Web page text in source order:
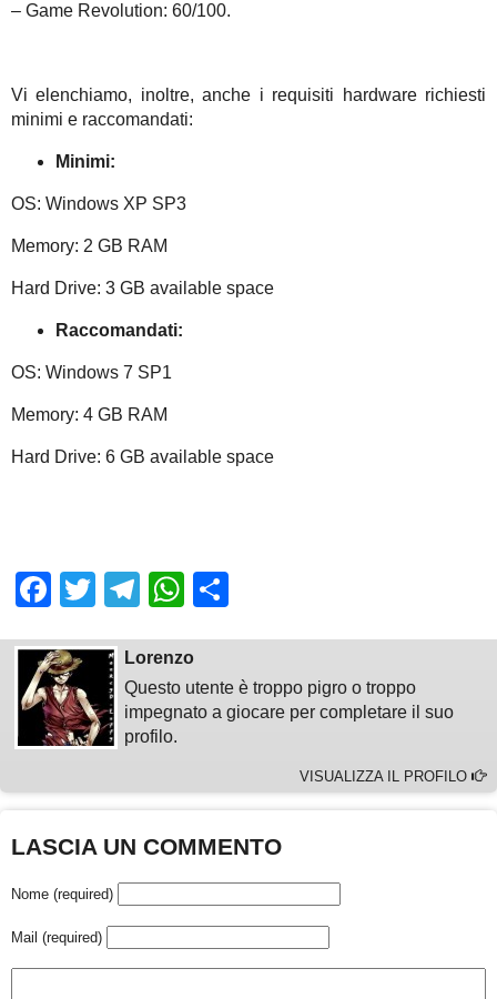
– Game Revolution: 60/100.
Vi elenchiamo, inoltre, anche i requisiti hardware richiesti
minimi e raccomandati:
Minimi:
OS: Windows XP SP3
Memory: 2 GB RAM
Hard Drive: 3 GB available space
Raccomandati:
OS: Windows 7 SP1
Memory: 4 GB RAM
Hard Drive: 6 GB available space
Facebook
TwitterTelegram
WhatsApp
Lorenzo
Questo utente è troppo pigro o troppo
impegnato a giocare per completare il suo
profilo.
VISUALIZZA IL PROFILO
LASCIA UN COMMENTO
Nome (required)
Mail (required)